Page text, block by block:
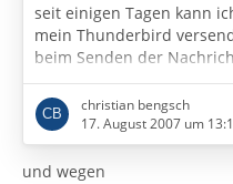
seit einigen Tagen kann
mein Thunderbird
beim Senden der
korrekte Begrüßung
server....connect error
Ich habe meines
einige Tage auf Reise mit
christian bengsch
17. August 2007 um
und wegen